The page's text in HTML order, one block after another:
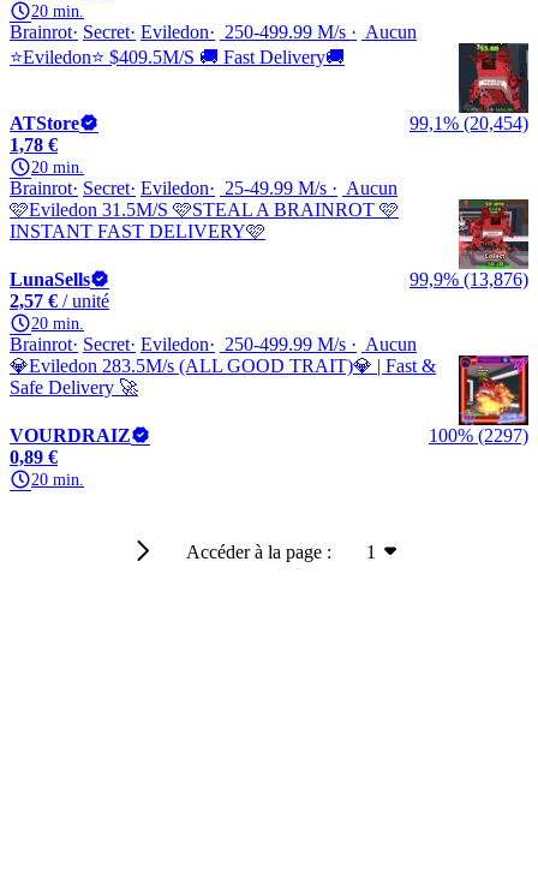
20 min.
Brainrot Secret Eviledon 250-499.99 M/s
Aucun
⭐Eviledon⭐ $409.5M/S 🚚 Fast Delivery🚚
ATStore
99,1% (20,454)
1,78 €
20 min.
Brainrot Secret Eviledon 25-49.99 M/s
Aucun
🩷Eviledon 31.5M/S 🩷STEAL A BRAINROT 🩷
INSTANT FAST DELIVERY🩷
LunaSells
99,9% (13,876)
2,57 € / unité
20 min.
Brainrot Secret Eviledon 250-499.99 M/s
Aucun
💎Eviledon 283.5M/s (ALL GOOD TRAIT)💎 | Fast &
Safe Delivery 🚀
VOURDRAIZ
100% (2297)
0,89 €
20 min.
Accéder à la page : 1